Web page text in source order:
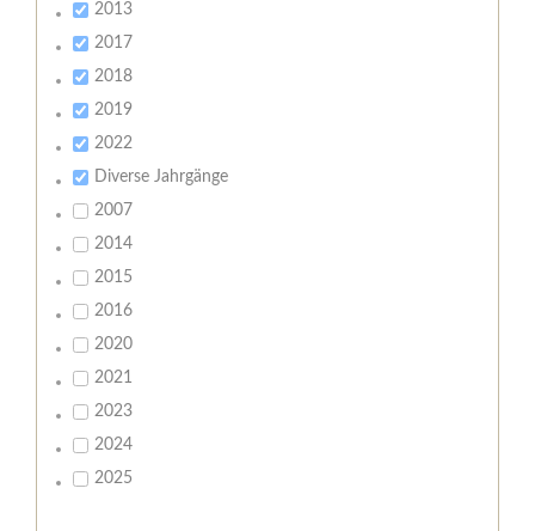
2013
2017
2018
2019
2022
Diverse Jahrgänge
2007
2014
2015
2016
2020
2021
2023
2024
2025